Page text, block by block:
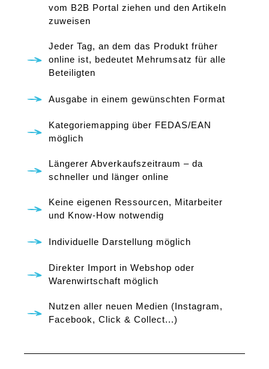
vom B2B Portal ziehen und den Artikeln
zuweisen
Jeder Tag, an dem das Produkt früher
online ist, bedeutet Mehrumsatz für alle
Beteiligten
Ausgabe in einem gewünschten Format
Kategoriemapping über FEDAS/EAN
möglich
Längerer Abverkaufszeitraum – da
schneller und länger online
Keine eigenen Ressourcen, Mitarbeiter
und Know-How notwendig
Individuelle Darstellung möglich
Direkter Import in Webshop oder
Warenwirtschaft möglich
Nutzen aller neuen Medien (Instagram,
Facebook, Click & Collect...)